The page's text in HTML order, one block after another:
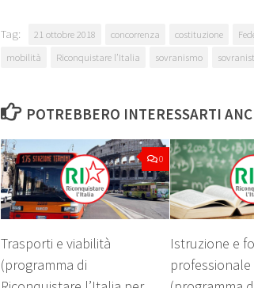
Tag: 21 ottobre 2018 concorrenza costituzione
mobilità
Riconquistare l’Italia sovranismo
POTREBBERO INTERESSARTI
0
Trasporti e viabilità
(programma di
Istruzione e
professionale